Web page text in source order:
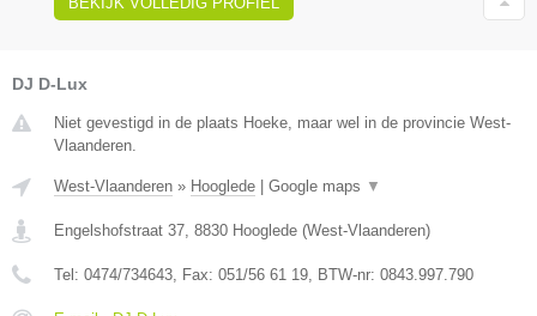
DJ D-Lux
Niet gevestigd in de plaats Hoeke, maar wel in de provincie West-
Vlaanderen.
West-Vlaanderen » Hooglede | Google maps ▼
Engelshofstraat 37 8830 Hooglede (West-Vlaanderen)
Tel: 0474/734643 , Fax: 051/56 61 19 , BTW-nr: 0843.997.790